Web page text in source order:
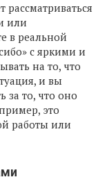
рассматриваться
или
в реальной
с яркими и
на то, что
и вы
за то, что оно
это
работы или